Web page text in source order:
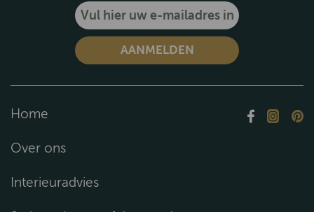
Home
Over ons
Interieuradvies